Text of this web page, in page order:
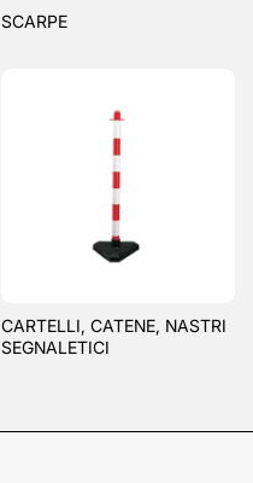
SCARPE
CARTELLI, CATENE, NASTRI
SEGNALETICI